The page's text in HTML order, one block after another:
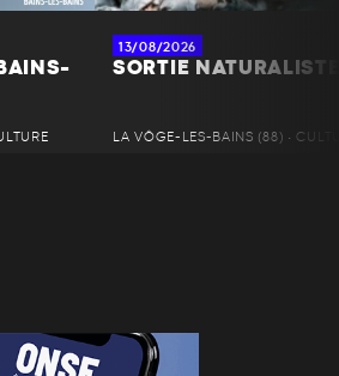
13/08/2026
SORTIE
LA VÔGE-LES-BAINS (88) •